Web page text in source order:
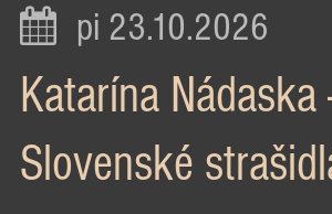
pi 23.10.2026
Katarína Nádaska
Slovenské